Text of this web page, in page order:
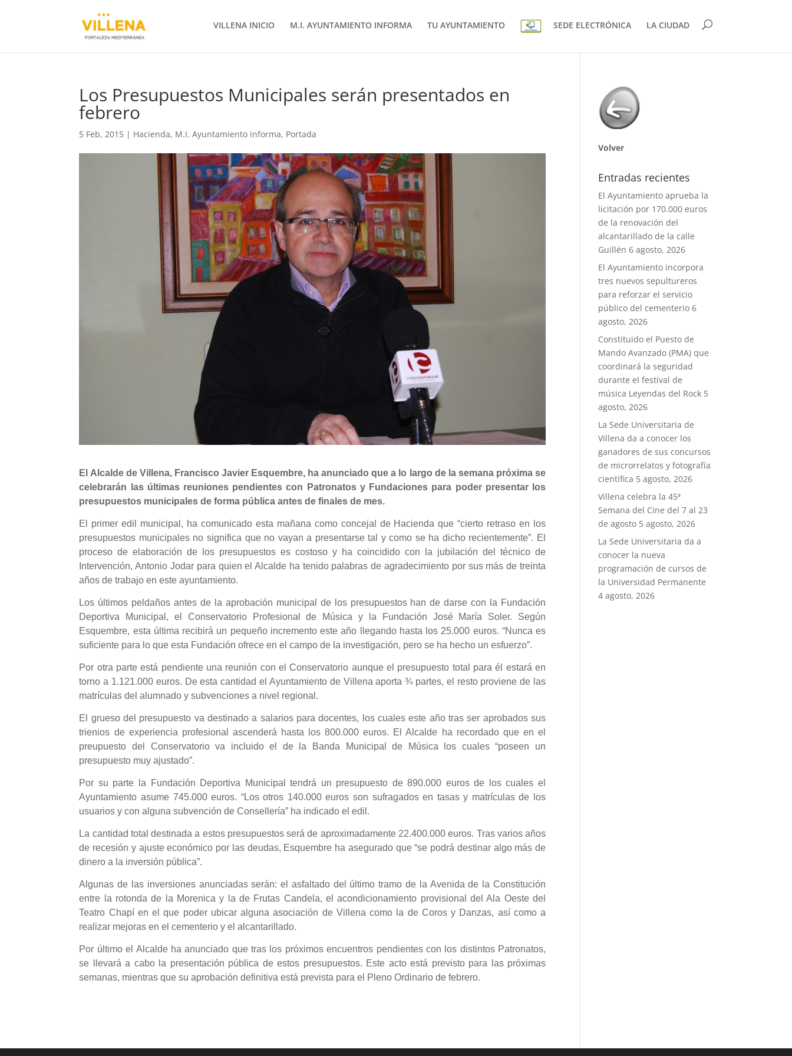
VILLENA INICIO M.I. AYUNTAMIENTO INFORMA TU AYUNTAMIENTO SEDE ELECTRÓNICA LA CIUDAD
Los Presupuestos Municipales serán presentados en
febrero
5 Feb, 2015 | Hacienda, M.I. Ayuntamiento informa, Portada
El Alcalde de Villena, Francisco Javier Esquembre, ha anunciado que a lo largo de la semana próxima se
celebrarán las últimas reuniones pendientes con Patronatos y Fundaciones para poder presentar los
presupuestos municipales de forma pública antes de finales de mes.
El primer edil municipal, ha comunicado esta mañana como concejal de Hacienda que “cierto retraso en los
presupuestos municipales no significa que no vayan a presentarse tal y como se ha dicho recientemente”. El
proceso de elaboración de los presupuestos es costoso y ha coincidido con la jubilación del técnico de
Intervención, Antonio Jodar para quien el Alcalde ha tenido palabras de agradecimiento por sus más de treinta
años de trabajo en este ayuntamiento.
Los últimos peldaños antes de la aprobación municipal de los presupuestos han de darse con la Fundación
Deportiva Municipal, el Conservatorio Profesional de Música y la Fundación José María Soler. Según
Esquembre, esta última recibirá un pequeño incremento este año llegando hasta los 25.000 euros. “Nunca es
suficiente para lo que esta Fundación ofrece en el campo de la investigación, pero se ha hecho un esfuerzo”.
Por otra parte está pendiente una reunión con el Conservatorio aunque el presupuesto total para él estará en
torno a 1.121.000 euros. De esta cantidad el Ayuntamiento de Villena aporta ¾ partes, el resto proviene de las
matrículas del alumnado y subvenciones a nivel regional.
El grueso del presupuesto va destinado a salarios para docentes, los cuales este año tras ser aprobados sus
trienios de experiencia profesional ascenderá hasta los 800.000 euros. El Alcalde ha recordado que en el
preupuesto del Conservatorio va incluido el de la Banda Municipal de Música los cuales “poseen un
presupuesto muy ajustado”.
Por su parte la Fundación Deportiva Municipal tendrá un presupuesto de 890.000 euros de los cuales el
Ayuntamiento asume 745.000 euros. “Los otros 140.000 euros son sufragados en tasas y matrículas de los
usuarios y con alguna subvención de Consellería” ha indicado el edil.
La cantidad total destinada a estos presupuestos será de aproximadamente 22.400.000 euros. Tras varios años
de recesión y ajuste económico por las deudas, Esquembre ha asegurado que “se podrá destinar algo más de
dinero a la inversión pública”.
Algunas de las inversiones anunciadas serán: el asfaltado del último tramo de la Avenida de la Constitución
entre la rotonda de la Morenica y la de Frutas Candela, el acondicionamiento provisional del Ala Oeste del
Teatro Chapí en el que poder ubicar alguna asociación de Villena como la de Coros y Danzas, así como a
realizar mejoras en el cementerio y el alcantarillado.
Por último el Alcalde ha anunciado que tras los próximos encuentros pendientes con los distintos Patronatos,
se llevará a cabo la presentación pública de estos presupuestos. Este acto está previsto para las próximas
semanas, mientras que su aprobación definitiva está prevista para el Pleno Ordinario de febrero.
Volver
Entradas recientes
El Ayuntamiento aprueba la
licitación por 170.000 euros
de la renovación del
alcantarillado de la calle
Guillén 6 agosto, 2026
El Ayuntamiento incorpora
tres nuevos sepultureros
para reforzar el servicio
público del cementerio 6
agosto, 2026
Constituido el Puesto de
Mando Avanzado (PMA) que
coordinará la seguridad
durante el festival de
música Leyendas del Rock 5
agosto, 2026
La Sede Universitaria de
Villena da a conocer los
ganadores de sus concursos
de microrrelatos y fotografía
científica 5 agosto, 2026
Villena celebra la 45ª
Semana del Cine del 7 al 23
de agosto 5 agosto, 2026
La Sede Universitaria da a
conocer la nueva
programación de cursos de
la Universidad Permanente
4 agosto, 2026